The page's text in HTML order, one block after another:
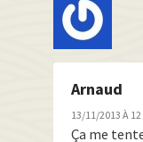
Arnaud
13/11/2013 À 12
Ça me